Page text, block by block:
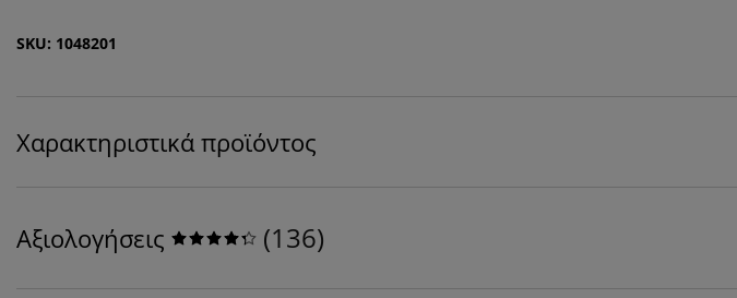
SKU: 1048201
Χαρακτηριστικά προϊόντος
Αξιολογήσεις (136)